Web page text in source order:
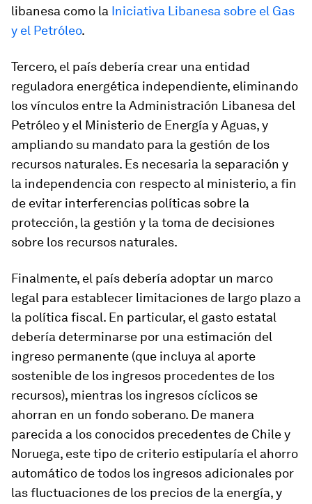
libanesa como la Iniciativa Libanesa sobre el Gas
y el Petróleo.
Tercero, el país debería crear una entidad
reguladora energética independiente, eliminando
los vínculos entre la Administración Libanesa del
Petróleo y el Ministerio de Energía y Aguas, y
ampliando su mandato para la gestión de los
recursos naturales. Es necesaria la separación y
la independencia con respecto al ministerio, a fin
de evitar interferencias políticas sobre la
protección, la gestión y la toma de decisiones
sobre los recursos naturales.
Finalmente, el país debería adoptar un marco
legal para establecer limitaciones de largo plazo a
la política fiscal. En particular, el gasto estatal
debería determinarse por una estimación del
ingreso permanente (que incluya al aporte
sostenible de los ingresos procedentes de los
recursos), mientras los ingresos cíclicos se
ahorran en un fondo soberano. De manera
parecida a los conocidos precedentes de Chile y
Noruega, este tipo de criterio estipularía el ahorro
automático de todos los ingresos adicionales por
las fluctuaciones de los precios de la energía, y